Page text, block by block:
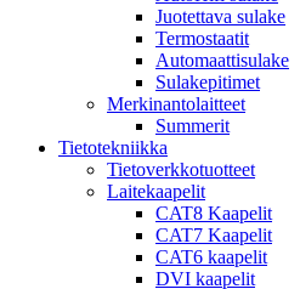
Juotettava sulake
Termostaatit
Automaattisulake
Sulakepitimet
Merkinantolaitteet
Summerit
Tietotekniikka
Tietoverkkotuotteet
Laitekaapelit
CAT8 Kaapelit
CAT7 Kaapelit
CAT6 kaapelit
DVI kaapelit